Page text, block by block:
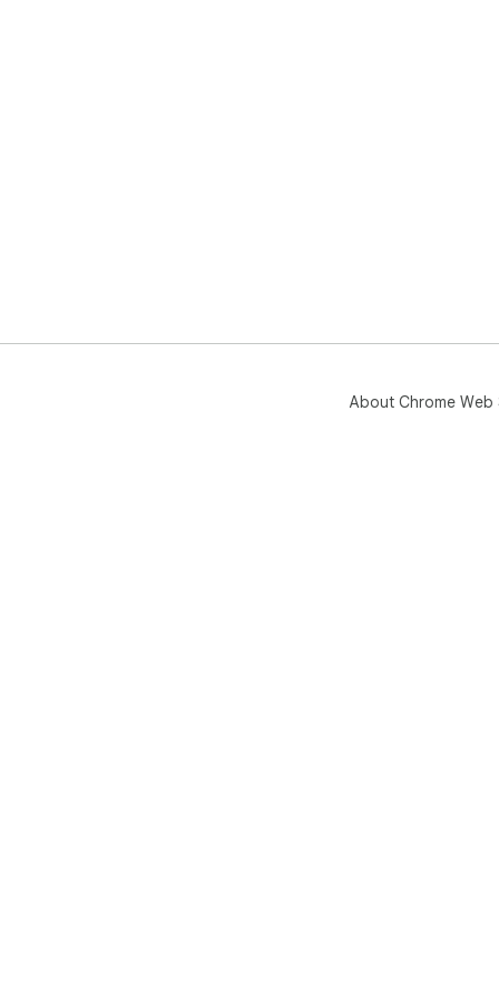
About Chrome Web